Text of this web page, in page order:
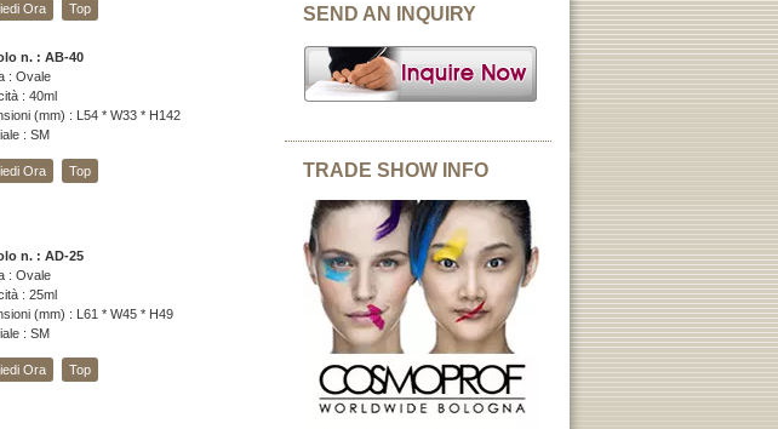
Ora Top
n. : AB-40
: Ovale
: 40ml
(mm) : L54 * W33 * H142
: SM
Ora Top
n. : AD-25
: Ovale
: 25ml
(mm) : L61 * W45 * H49
: SM
Ora Top
SEND AN INQUIRY
TRADE SHOW INFO